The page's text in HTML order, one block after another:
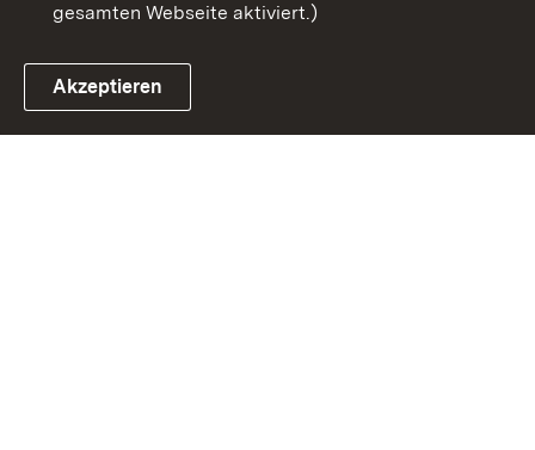
Link zum Landesportal
gesamten Webseite aktiviert.)
Akzeptieren